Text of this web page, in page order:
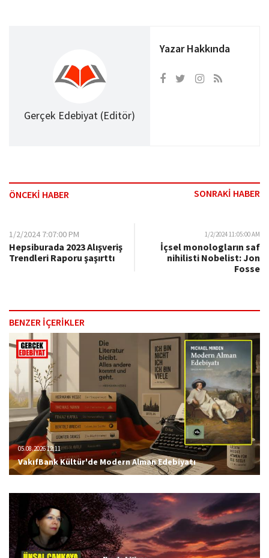
Gerçek Edebiyat (Editör)
Yazar Hakkında
ÖNCEKİ HABER SONRAKİ HABER
1/2/2024 7:07:00 PM
Hepsiburada 2023 Alışveriş
Trendleri Raporu şaşırttı
1/2/2024 11:05:00 AM
İçsel monologların saf
nihilisti Nobelist: Jon
Fosse
BENZER İÇERİKLER
05.08.2026 12:11
VakıfBank Kültür'de Modern Alman Edebiyatı